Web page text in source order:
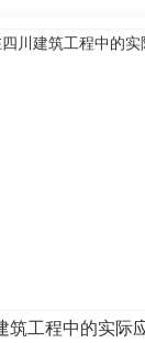
筑工程中的实际